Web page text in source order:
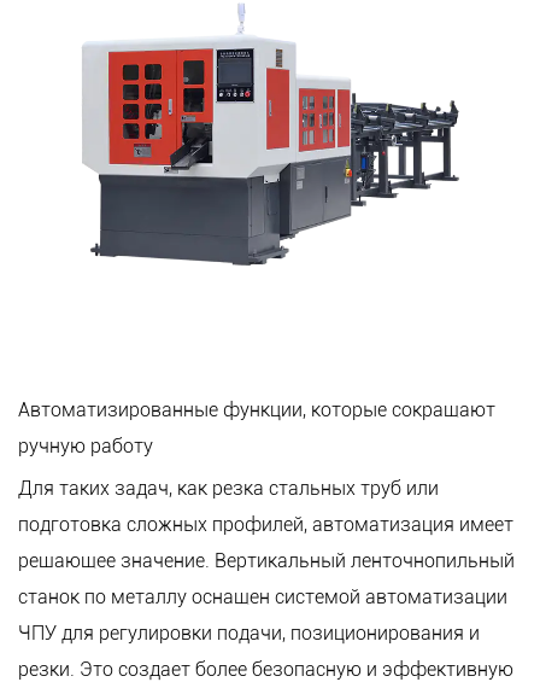
Автоматизированные функции, которые сокращают
ручную работу
Для таких задач, как резка стальных труб или
подготовка сложных профилей, автоматизация имеет
решающее значение. Вертикальный ленточнопильный
станок по металлу оснащен системой автоматизации
ЧПУ для регулировки подачи, позиционирования и
резки. Это создает более безопасную и эффективную